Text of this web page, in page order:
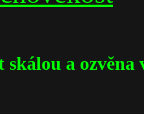
skálou a